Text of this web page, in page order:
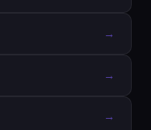
→
→
→